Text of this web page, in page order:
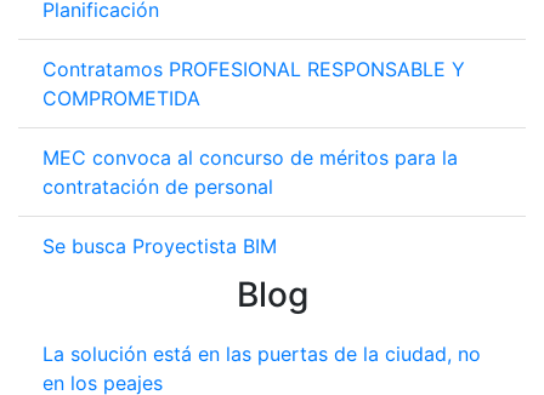
Planificación
Contratamos PROFESIONAL RESPONSABLE Y
COMPROMETIDA
MEC convoca al concurso de méritos para la
contratación de personal
Se busca Proyectista BIM
Blog
La solución está en las puertas de la ciudad, no
en los peajes